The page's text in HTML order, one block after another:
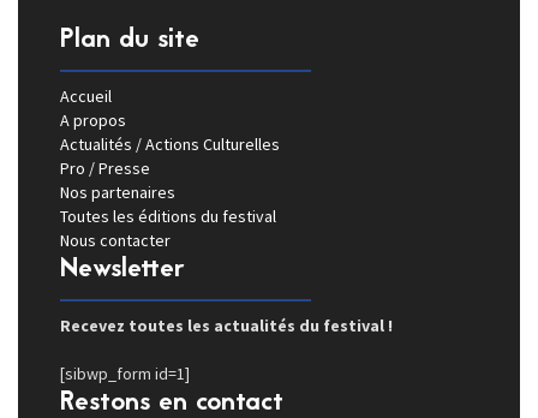
Plan du site
Accueil
A propos
Actualités / Actions Culturelles
Pro / Presse
Nos partenaires
Toutes les éditions du festival
Nous contacter
Newsletter
Recevez toutes les actualités du festival !
[sibwp_form id=1]
Restons en contact